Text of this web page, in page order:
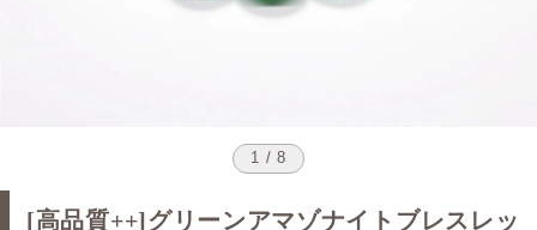
1 / 8
[高品質++]グリーンアマゾナイトブレスレッ